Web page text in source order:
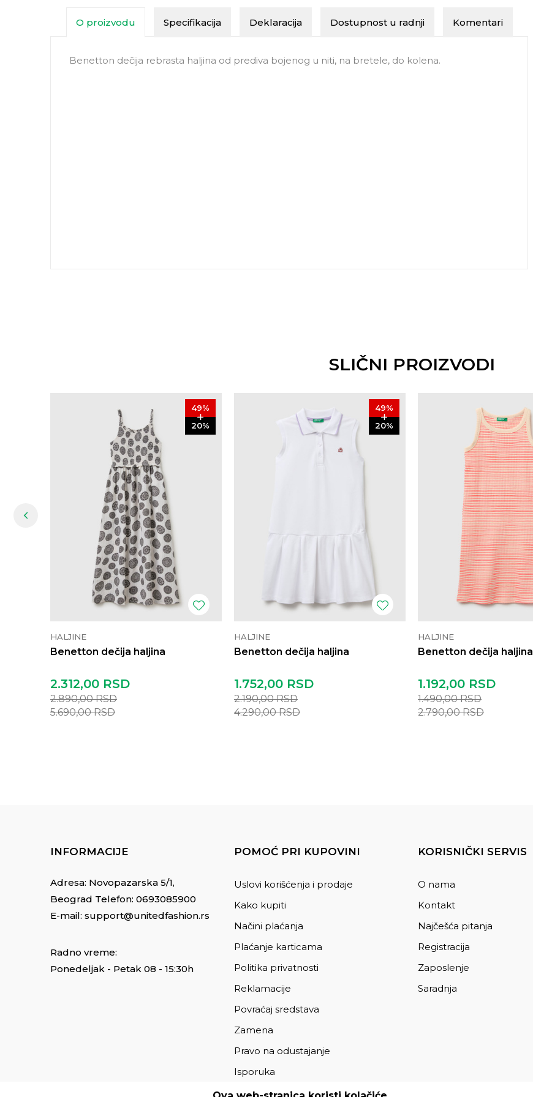
O proizvodu Specifikacija Deklaracija Dostupnost u radnji Komentari
Benetton dečija rebrasta haljina od prediva bojenog u niti, na bretele, do kolena.
SLIČNI PROIZVODI
49%
20%
HALJINE
Benetton dečija haljina
2.312,00 RSD
2.890,00RSD
5.690,00RSD
49%
20%
HALJINE
Benetton dečija haljina
1.752,00 RSD
2.190,00RSD
4.290,00RSD
HALJINE
Benetton dečija haljina
1.192,00 RSD
1.490,00RSD
2.790,00RSD
INFORMACIJE
Adresa: Novopazarska 5/1,
Beograd Telefon: 0693085900
E-mail: support@unitedfashion.rs
Radno vreme:
Ponedeljak - Petak 08 - 15:30h
POMOĆ PRI KUPOVINI
Uslovi korišćenja i prodaje
Kako kupiti
Načini plaćanja
Plaćanje karticama
Politika privatnosti
Reklamacije
Povraćaj sredstava
Zamena
Pravo na odustajanje
Isporuka
KORISNIČKI SERVIS
O nama
Kontakt
Najčešća pitanja
Registracija
Zaposlenje
Saradnja